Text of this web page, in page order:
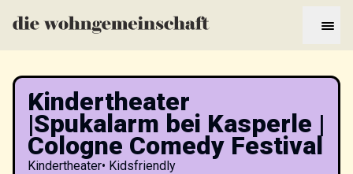
Kindertheater
|Spukalarm bei Kasperle |
Cologne Comedy Festival
Kindertheater• Kidsfriendly